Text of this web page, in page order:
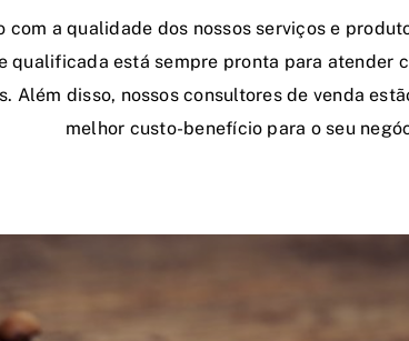
com a qualidade dos nossos serviços e
qualificada está sempre pronta para atender
Além disso, nossos consultores de venda
melhor custo-benefício para o seu